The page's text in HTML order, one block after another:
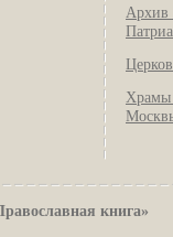
Архив
Храмы
книга»